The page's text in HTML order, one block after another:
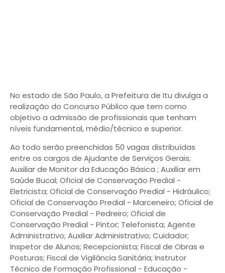
No estado de São Paulo, a Prefeitura de Itu divulga a
realização do Concurso Público que tem como
objetivo a admissão de profissionais que tenham
níveis fundamental, médio/técnico e superior.
Ao todo serão preenchidas 50 vagas distribuídas
entre os cargos de Ajudante de Serviços Gerais;
Auxiliar de Monitor da Educação Básica ; Auxiliar em
Saúde Bucal; Oficial de Conservação Predial -
Eletricista; Oficial de Conservação Predial - Hidráulico;
Oficial de Conservação Predial - Marceneiro; Oficial de
Conservação Predial - Pedreiro; Oficial de
Conservação Predial - Pintor; Telefonista; Agente
Administrativo; Auxiliar Administrativo; Cuidador;
Inspetor de Alunos; Recepcionista; Fiscal de Obras e
Posturas; Fiscal de Vigilância Sanitária; Instrutor
Técnico de Formação Profissional - Educação -